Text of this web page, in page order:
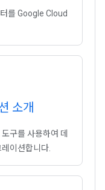
를 Google Cloud
소개
구를 사용하여 데
이션합니다.